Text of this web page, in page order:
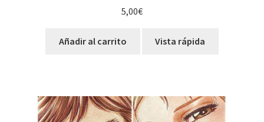
5,00€
Añadir al carrito Vista rápida